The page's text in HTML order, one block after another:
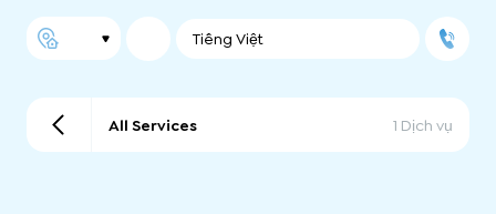
Tiếng Việt
All Services 1 Dịch vụ